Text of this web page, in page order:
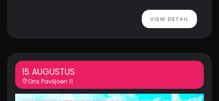
VIEW DETAIL
15 AUGUSTUS
Ons Paviljoen 11